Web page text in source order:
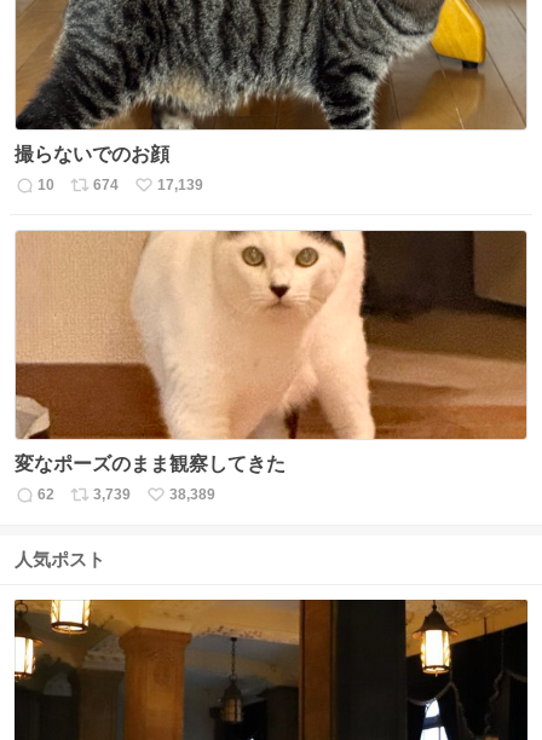
撮らないでのお顔
返
10
リ
ス
数
674
い
ね
数
17,139
変なポーズのまま観察してきた
返
数
62
リ
ス
数
3,739
い
38,389
人気ポスト